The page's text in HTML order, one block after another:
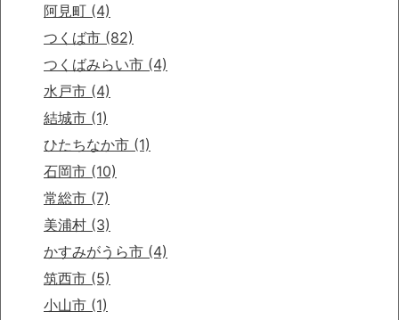
阿見町 (4)
つくば市 (82)
つくばみらい市 (4)
水戸市 (4)
結城市 (1)
ひたちなか市 (1)
石岡市 (10)
常総市 (7)
美浦村 (3)
かすみがうら市 (4)
筑西市 (5)
小山市 (1)